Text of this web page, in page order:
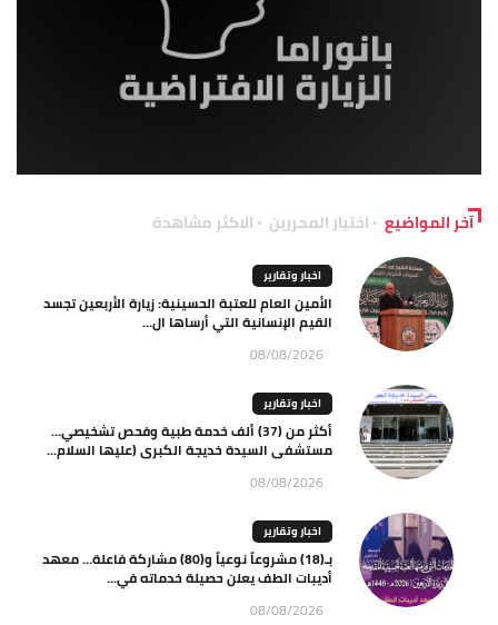
آخر المواضيع اختيار المحررين الاكثر مشاهدة
اخبار وتقارير
الأمين العام للعتبة الحسينية: زيارة الأربعين تجسد
القيم الإنسانية التي أرساها ال...
08/08/2026
اخبار وتقارير
أكثر من (37) ألف خدمة طبية وفحص تشخيصي…
مستشفى السيدة خديجة الكبرى (عليها السلام...
08/08/2026
اخبار وتقارير
بـ(18) مشروعاً نوعياً و(80) مشاركة فاعلة… معهد
أديبات الطف يعلن حصيلة خدماته في...
08/08/2026